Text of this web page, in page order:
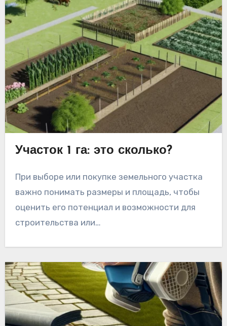
Участок 1 га: это сколько?
При выборе или покупке земельного участка
важно понимать размеры и площадь, чтобы
оценить его потенциал и возможности для
строительства или…